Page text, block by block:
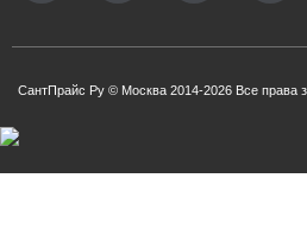
СантПрайс Ру © Москва 2014-2026 Все права